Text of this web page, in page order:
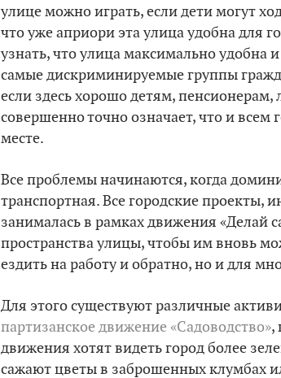
улице можно играть, если дети могут
что уже априори эта улица удобна для
узнать, что улица максимально удобна
самые дискриминируемые группы
если здесь хорошо детям,
совершенно точно означает, что и
месте.
Все проблемы начинаются, когда
транспортная. Все городские
занималась в рамках движения «Делай
пространства улицы, чтобы им вновь
ездить на работу и обратно, но и для
Для этого существуют различные
партизанское движение «Садоводство»,
движения хотят видеть город более
сажают цветы в заброшенных клумбах